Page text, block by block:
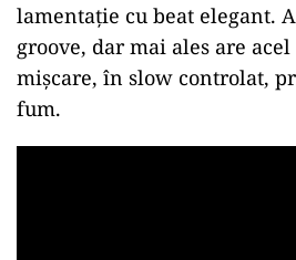
lamentație cu beat elegant.
groove, dar mai ales are
mișcare, în slow controlat,
fum.